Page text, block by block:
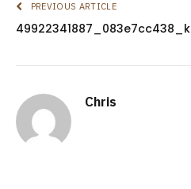
PREVIOUS ARTICLE
49922341887_083e7cc438_k
Chris